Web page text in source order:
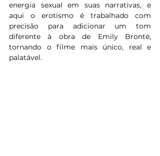
energia sexual em suas narrativas, e
aqui o erotismo é trabalhado com
precisão para adicionar um tom
diferente à obra de Emily Brontë,
tornando o filme mais único, real e
palatável.